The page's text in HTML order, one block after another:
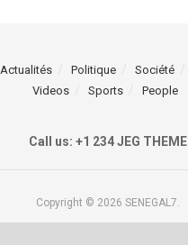
Actualités Politique Société
Videos
Sports People
Call us: +1 234 JEG THEME
Copyright © 2026 SENEGAL7.